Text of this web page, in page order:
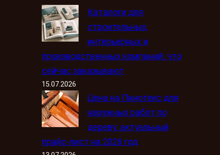
Каталоги для
строительных,
интерьерных и
производственных компаний: что
сейчас заказывают
15.07.2026
Цена на Пинотекс для
наружных работ по
дереву: актуальный
прайс-лист на 2026 год